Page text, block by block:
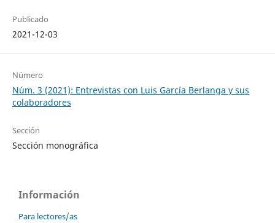
Publicado
2021-12-03
Número
Núm. 3 (2021): Entrevistas con Luis García Berlanga y sus
colaboradores
Sección
Sección monográfica
Información
Para lectores/as